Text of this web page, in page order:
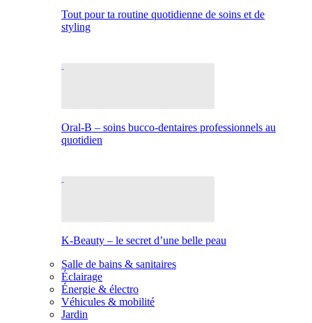
Tout pour ta routine quotidienne de soins et de
styling
Oral-B – soins bucco-dentaires professionnels au
quotidien
K-Beauty – le secret d’une belle peau
Salle de bains & sanitaires
Éclairage
Énergie & électro
Véhicules & mobilité
Jardin